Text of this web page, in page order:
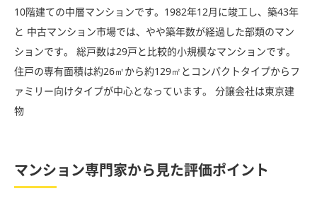
10階建ての中層マンションです。1982年12月に竣工し、築43年
と 中古マンション市場では、やや築年数が経過した部類のマン
ションです。 総戸数は29戸と比較的小規模なマンションです。
住戸の専有面積は約26㎡から約129㎡とコンパクトタイプからフ
ァミリー向けタイプが中心となっています。 分譲会社は東京建
物
マンション専門家から見た評価ポイント